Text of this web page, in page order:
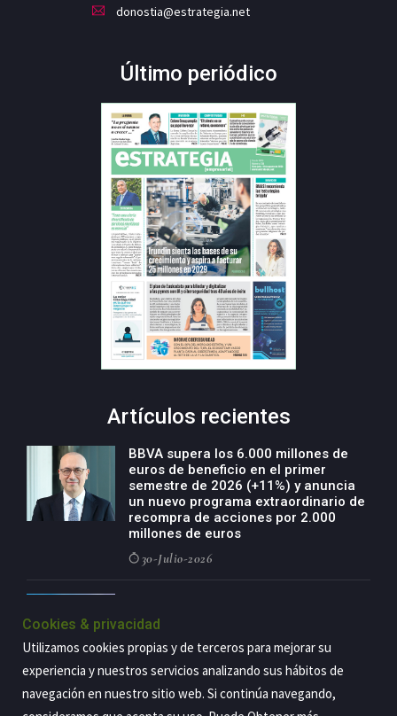
donostia@estrategia.net
Último periódico
Artículos recientes
BBVA supera los 6.000 millones de
euros de beneficio en el primer
semestre de 2026 (+11%) y anuncia
un nuevo programa extraordinario de
recompra de acciones por 2.000
millones de euros
30-Julio-2026
negocio agro con un modelo global
de especialización presente en siete
países
29-Julio-2026
Cookies & privacidad
Utilizamos cookies propias y de terceros para mejorar su
experiencia y nuestros servicios analizando sus hábitos de
navegación en nuestro sitio web. Si continúa navegando,